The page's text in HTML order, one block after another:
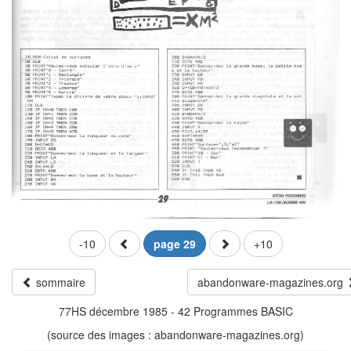
-10 page 29 +10
sommaire
abandonware-magazines.org
77HS décembre 1985 - 42 Programmes BASIC
(source des images : abandonware-magazines.org)